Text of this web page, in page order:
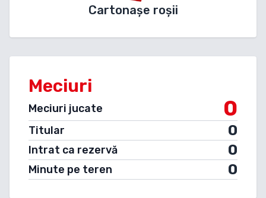
Cartonașe roșii
Meciuri
Meciuri jucate 0
Titular 0
Intrat ca rezervă 0
Minute pe teren 0